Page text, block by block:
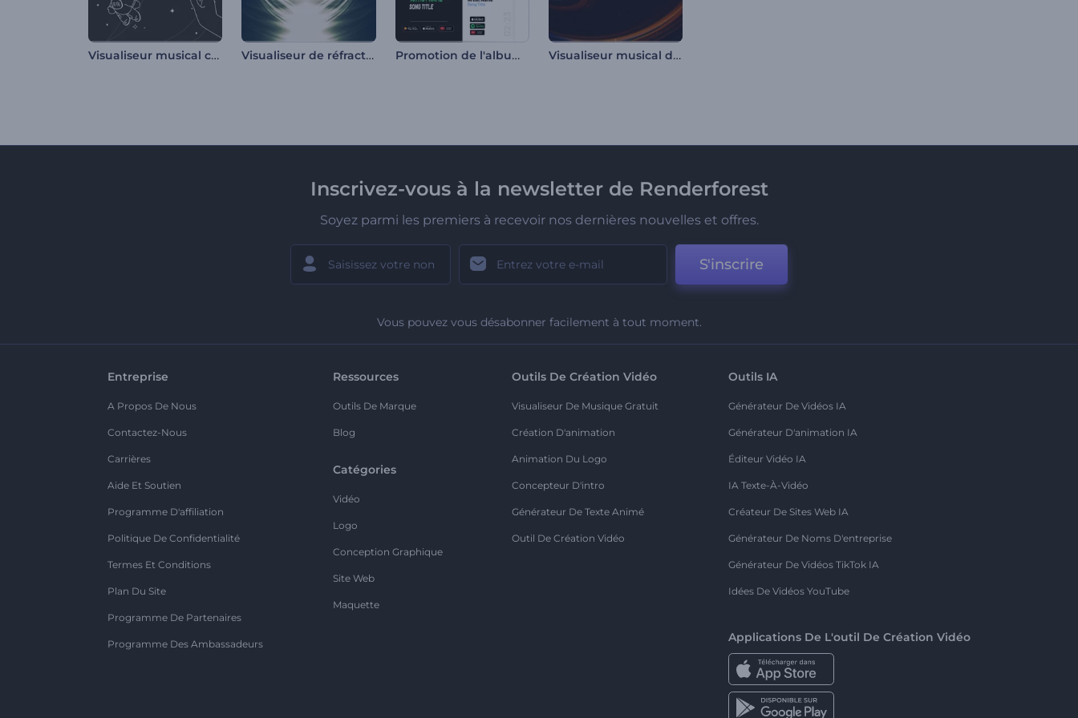
Visualiseur musical cosmic Visualiseur de réfraction rythmique Promotion de l'album Rythmes modernes Visualiseur musical de rayons
Inscrivez-vous à la newsletter de Renderforest
Soyez parmi les premiers à recevoir nos dernières nouvelles et offres.
S'inscrire
Vous pouvez vous désabonner facilement à tout moment.
Entreprise
A Propos De Nous
Contactez-Nous
Carrières
Aide Et Soutien
Programme D'affiliation
Politique De Confidentialité
Termes Et Conditions
Plan Du Site
Programme De Partenaires
Programme Des Ambassadeurs
Ressources
Outils De Marque
Blog
Catégories
Vidéo
Logo
Conception Graphique
Site Web
Maquette
Outils De Création Vidéo
Visualiseur De Musique Gratuit
Création D'animation
Animation Du Logo
Concepteur D'intro
Générateur De Texte Animé
Outil De Création Vidéo
Outils IA
Générateur De Vidéos IA
Générateur D'animation IA
Éditeur Vidéo IA
IA Texte-À-Vidéo
Créateur De Sites Web IA
Générateur De Noms D'entreprise
Générateur De Vidéos TikTok IA
Idées De Vidéos YouTube
Applications De L'outil De Création Vidéo